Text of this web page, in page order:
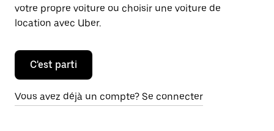
votre propre voiture ou choisir une voiture de
location avec Uber.
C'est parti
Vous avez déjà un compte? Se connecter